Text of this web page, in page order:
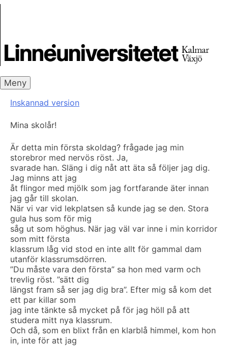
Meny
Inskannad version
Mina skolår!
Är detta min första skoldag? frågade jag min
storebror med nervös röst. Ja,
svarade han. Släng i dig nåt att äta så följer jag dig.
Jag minns att jag
åt flingor med mjölk som jag fortfarande äter innan
jag går till skolan.
När vi var vid lekplatsen så kunde jag se den. Stora
gula hus som för mig
såg ut som höghus. När jag väl var inne i min korridor
som mitt första
klassrum låg vid stod en inte allt för gammal dam
utanför klassrumsdörren.
”Du måste vara den första” sa hon med varm och
trevlig röst. ”sätt dig
längst fram så ser jag dig bra”. Efter mig så kom det
ett par killar som
jag inte tänkte så mycket på för jag höll på att
studera mitt nya klassrum.
Och då, som en blixt från en klarblå himmel, kom hon
in, inte för att jag